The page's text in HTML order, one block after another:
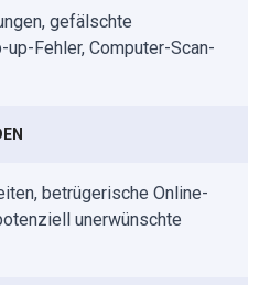
gefälschte
Fehler, Computer-Scan-
betrügerische Online-
unerwünschte